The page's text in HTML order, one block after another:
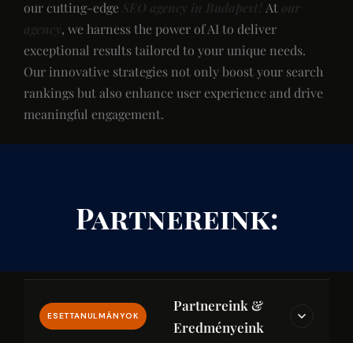
our cutting-edge SEO agency in Budapest! At
agency, we harness the power of AI to deliver
exceptional results tailored to your unique needs.
Our innovative strategies not only boost your search
rankings but also enhance user experience and drive
meaningful engagement.
Partnereink:
ESETTANULMÁNYOK
Partnereink &
Eredményeink